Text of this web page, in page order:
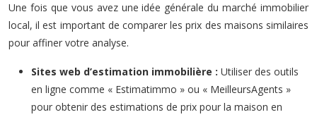
Une fois que vous avez une idée générale du marché immobilier
local, il est important de comparer les prix des maisons similaires
pour affiner votre analyse.
Sites web d’estimation immobilière : Utiliser des outils
en ligne comme « Estimatimmo » ou « MeilleursAgents »
pour obtenir des estimations de prix pour la maison en